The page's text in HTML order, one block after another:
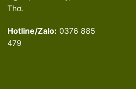
Thơ.
Hotline/Zalo: 0376 885
479